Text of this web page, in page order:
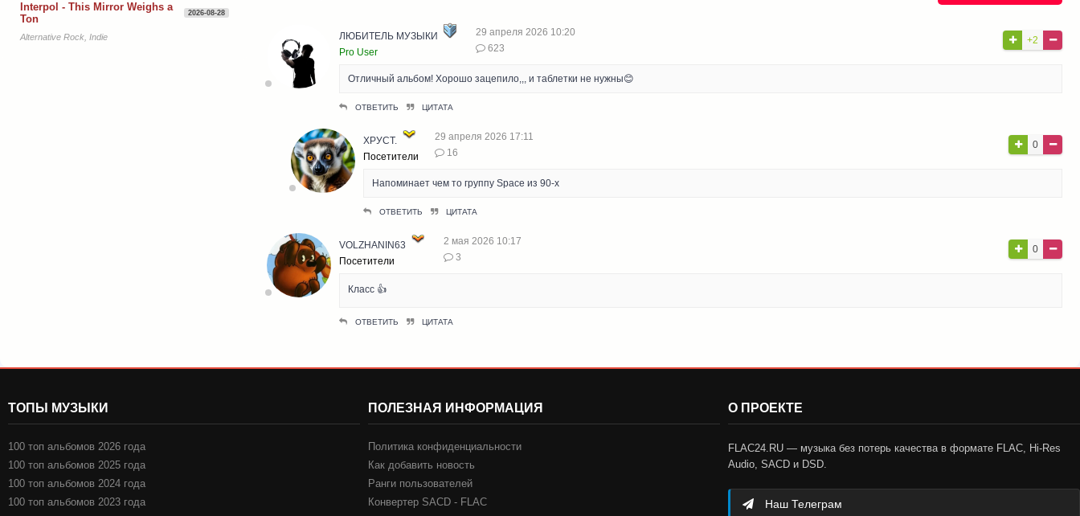
ЛЮБИТЕЛЬ МУЗЫКИ
Pro User
29 апреля 2026 10:20
623
+2
Отличный альбом! Хорошо зацепило,,, и таблетки не нужны😊
ОТВЕТИТЬ ЦИТАТА
ХРУСТ.
Посетители
29 апреля 2026 17:11
16
0
Напоминает чем то группу Space из 90-х
ОТВЕТИТЬ ЦИТАТА
VOLZHANIN63
Посетители
2 мая 2026 10:17
3
0
Класс 👍
ОТВЕТИТЬ ЦИТАТА
Interpol - This Mirror Weighs a
Ton
2026-08-28
Alternative Rock, Indie
ТОПЫ МУЗЫКИ
100 топ альбомов 2026 года
100 топ альбомов 2025 года
100 топ альбомов 2024 года
100 топ альбомов 2023 года
ПОЛЕЗНАЯ ИНФОРМАЦИЯ
Политика конфиденциальности
Как добавить новость
Ранги пользователей
Конвертер SACD - FLAC
О ПРОЕКТЕ
FLAC24.RU — музыка без потерь качества в формате FLAC, Hi-Res
Audio, SACD и DSD.
Наш Телеграм